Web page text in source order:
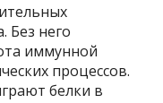
Без него
иммунной
процессов.
белки в